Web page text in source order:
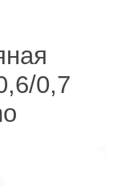
0,7